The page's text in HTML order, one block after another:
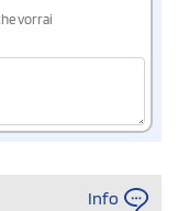
vorrai
Info